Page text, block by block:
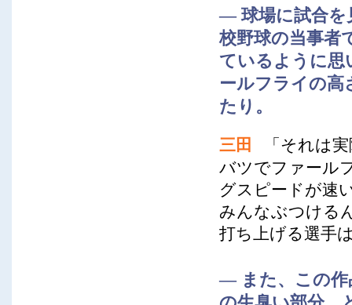
― 球場に試合を
校野球の当事者
ているように思
ールフライの高
たり。
三田
「それは
バツでファール
グスピードが速
みんなぶつける
打ち上げる選手
― また、この作